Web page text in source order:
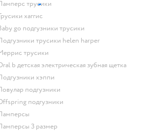
памперс трусики
трусики хаггис
baby go подгузники трусики
подгузники трусики helen harper
меррис трусики
oral b детская электрическая зубная щетка
подгузники хэппи
ловулар подгузники
offspring подгузники
памперсы
памперсы 3 размер